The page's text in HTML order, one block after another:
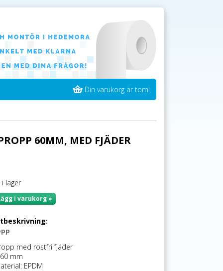
Din varukorg är tom!
60MM, MED FJÄDER
i lager
i varukorg »
med rostfri fjäder
mm
EPDM